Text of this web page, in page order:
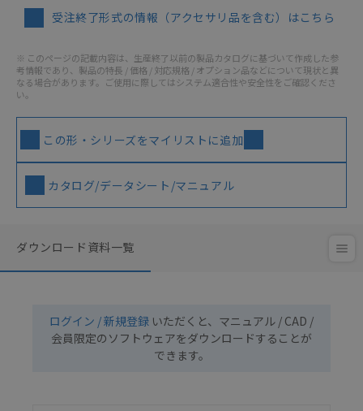
受注終了形式の情報（アクセサリ品を含む）はこちら
※ このページの記載内容は、生産終了以前の製品カタログに基づいて作成した参
考情報であり、製品の特長 / 価格 / 対応規格 / オプション品などについて現状と異
なる場合があります。ご使用に際してはシステム適合性や安全性をご確認くださ
い。
この形・シリーズをマイリストに追加
カタログ/データシート/マニュアル
ダウンロード資料一覧
ログイン / 新規登録 いただくと、マニュアル / CAD /
会員限定のソフトウェアをダウンロードすることが
できます。